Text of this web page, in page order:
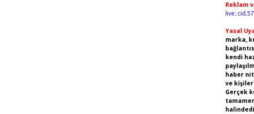
Reklam
Yasal
marka,
kendi
haber
ve kişiler
Gerçek